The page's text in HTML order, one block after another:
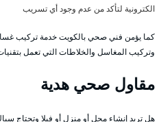
الكترونية لتأكد من عدم وجود أي تسريب
كما يؤمن فني صحي بالكويت خدمة تركيب
وتركيب المغاسل والخلاطات التي تعمل
مقاول صحي هدية
هل تريد إنشاء محل أو منزل أو فيلا وتحتاج